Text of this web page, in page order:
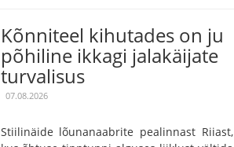
Kõnniteel kihutades on ju
põhiline ikkagi jalakäijate
turvalisus
07.08.2026
Stiilinäide lõunanaabrite pealinnast Riiast,